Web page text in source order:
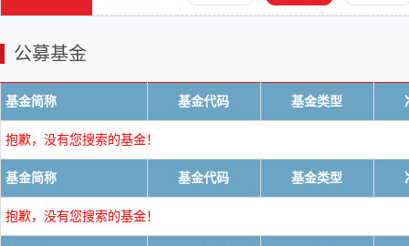
公募基金
基金简称 基金代码 基金类型
抱歉，没有您搜索的基金！
基金简称 基金代码 基金类型
抱歉，没有您搜索的基金！